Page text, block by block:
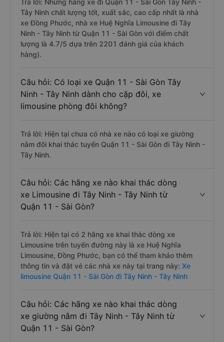
Trả lời: Những hãng xe đi Quận 11 - Sài Gòn Tây Ninh -
Tây Ninh chất lượng tốt, xuất sắc, cao cấp nhất là nhà
xe Đồng Phước, nhà xe Huệ Nghĩa Limousine đi Tây
Ninh - Tây Ninh từ Quận 11 - Sài Gòn với điểm chất
lượng là 4.7/5 dựa trên 2201 đánh giá của khách
hàng).
Câu hỏi: Có loại xe Quận 11 - Sài Gòn Tây
Ninh - Tây Ninh dành cho cặp đôi, xe
limousine phòng đôi không?
Trả lời: Hiện tại chưa có nhà xe nào có loại xe giường
nằm đôi khai thác tuyến Quận 11 - Sài Gòn đi Tây Ninh -
Tây Ninh.
Câu hỏi: Các hãng xe nào khai thác dòng
xe Limousine đi Tây Ninh - Tây Ninh từ
Quận 11 - Sài Gòn?
Trả lời: Hiện tại có 2 hãng xe khai thác dòng xe
Limousine trên tuyến đường này là xe Huệ Nghĩa
Limousine, Đồng Phước, bạn có thể tham khảo thêm
thông tin và đặt vé các nhà xe này tại trang này: Xe
limousine Quận 11 - Sài Gòn đi Tây Ninh - Tây Ninh
Câu hỏi: Các hãng xe nào khai thác dòng
xe giường nằm đi Tây Ninh - Tây Ninh từ
Quận 11 - Sài Gòn?